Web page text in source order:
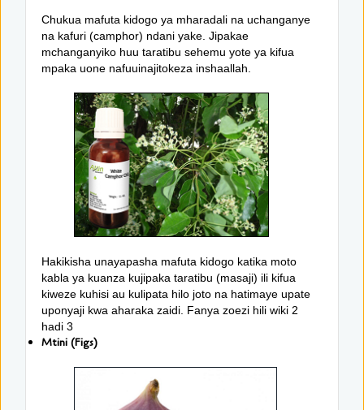
Chukua mafuta kidogo ya mharadali na uchanganye
na kafuri (camphor) ndani yake. Jipakae
mchanganyiko huu taratibu sehemu yote ya kifua
mpaka uone nafuuinajitokeza inshaallah.
Hakikisha unayapasha mafuta kidogo katika moto
kabla ya kuanza kujipaka taratibu (masaji) ili kifua
kiweze kuhisi au kulipata hilo joto na hatimaye upate
uponyaji kwa aharaka zaidi. Fanya zoezi hili wiki 2
hadi 3
Mtini (Figs)